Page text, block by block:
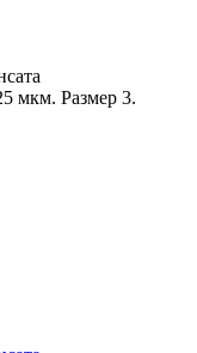
мкм. Размер 3.